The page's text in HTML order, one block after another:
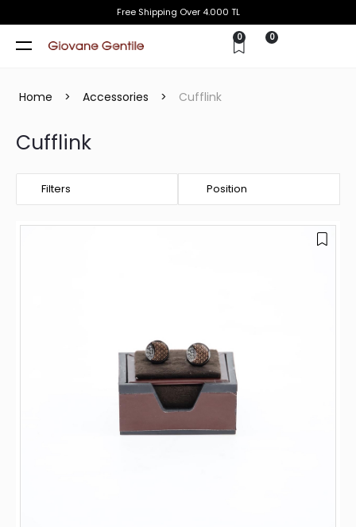
Free Shipping Over 4.000 TL
0 0
Home > Accessories > Cufflink
Cufflink
Filters